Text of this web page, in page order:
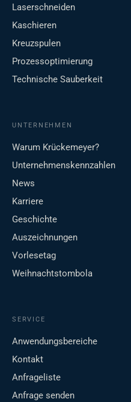
Laserschneiden
Kaschieren
Kreuzspulen
Prozessoptimierung
Technische Sauberkeit
UNTERNEHMEN
Warum Krückemeyer?
Unternehmenskennzahlen
News
Karriere
Geschichte
Auszeichnungen
Vorlesetag
Weihnachtstombola
SERVICE
Anwendungsbereiche
Kontakt
Anfrageliste
Anfrage senden